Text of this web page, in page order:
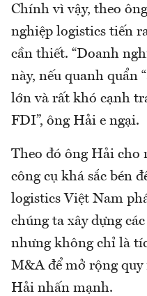
Chính vì vậy, theo
nghiệp logistics tiến
cần thiết. “Doanh
này, nếu quanh quẩn
lớn và rất khó cạnh
FDI”, ông Hải e ngại.
Theo đó ông Hải cho
công cụ khá sắc bén
logistics Việt Nam
chúng ta xây dựng
nhưng không chỉ là
M&A để mở rộng quy
Hải nhấn mạnh.